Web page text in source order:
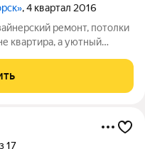
, 4 квартал 2016
ремонт, потолки
а высота потолков
17